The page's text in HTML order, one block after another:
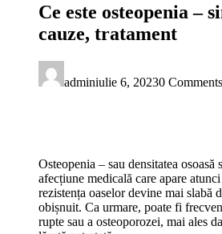
Ce este osteopenia –
cauze, tratament
adminiulie 6, 20230 Comments
Osteopenia – sau densitatea osoasă
afecțiune medicală care apare
rezistența oaselor devine mai slabă
obișnuit. Ca urmare, poate fi
rupte sau a osteoporozei, mai ales